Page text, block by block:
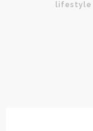
lifestyle